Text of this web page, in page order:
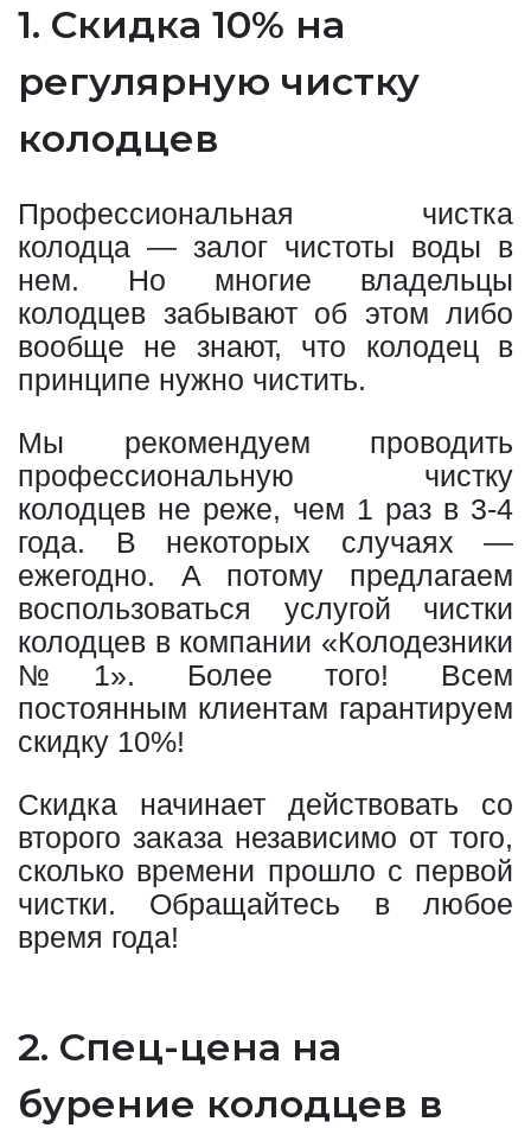
1. Скидка 10% на
регулярную чистку
колодцев
Профессиональная чистка
колодца — залог чистоты воды в
нем. Но многие владельцы
колодцев забывают об этом либо
вообще не знают, что колодец в
принципе нужно чистить.
Мы рекомендуем проводить
профессиональную чистку
колодцев не реже, чем 1 раз в 3-4
года. В некоторых случаях —
ежегодно. А потому предлагаем
воспользоваться услугой чистки
колодцев в компании «Колодезники
№1». Более того! Всем
постоянным клиентам гарантируем
скидку 10%!
Скидка начинает действовать со
второго заказа независимо от того,
сколько времени прошло с первой
чистки. Обращайтесь в любое
время года!
2. Спец-цена на
бурение колодцев в